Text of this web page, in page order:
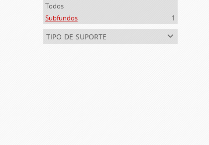
Todos
Subfundos
1
tipo de suporte